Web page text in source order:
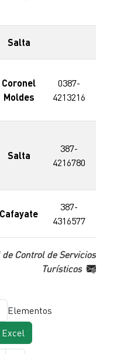
Salta
Coronel
Moldes
0387-
4213216
Salta
387-
4216780
Cafayate
387-
4316577
Control de Servicios
Turísticos
Elementos